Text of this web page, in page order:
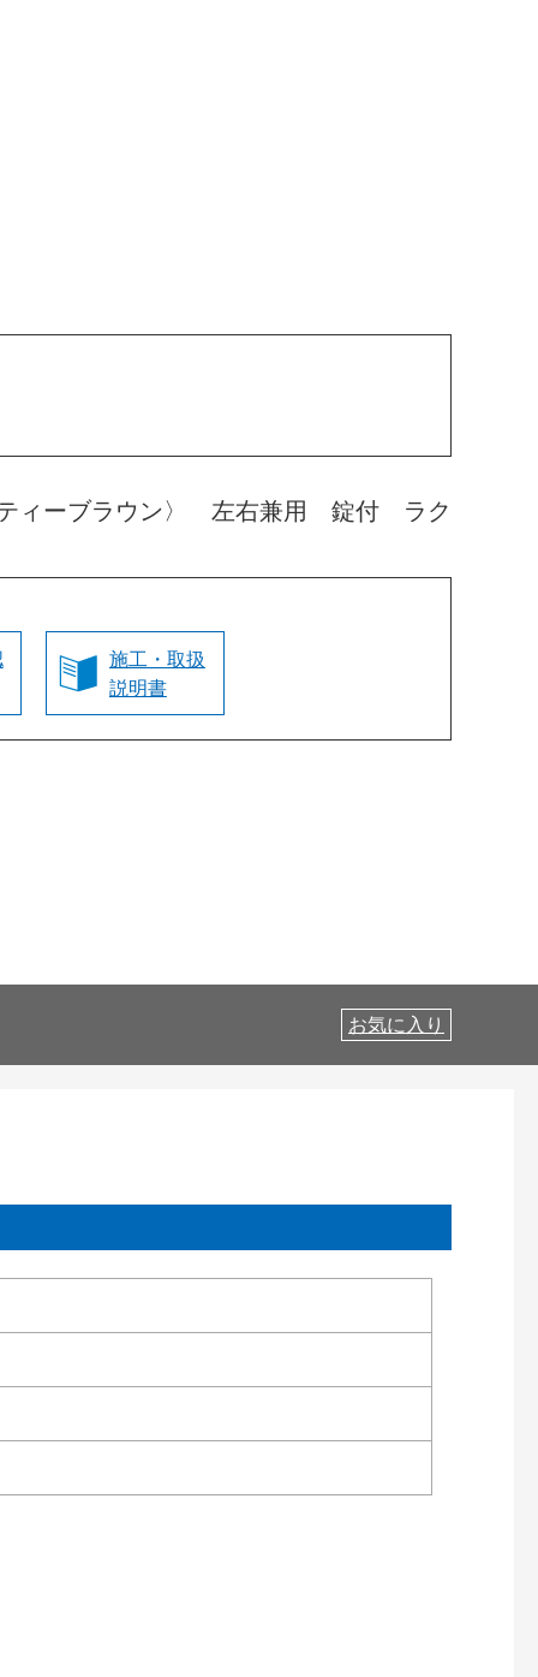
ィーブラウン〉 左右兼用 錠付 ラク
施工・取扱
説明書
お気に入り